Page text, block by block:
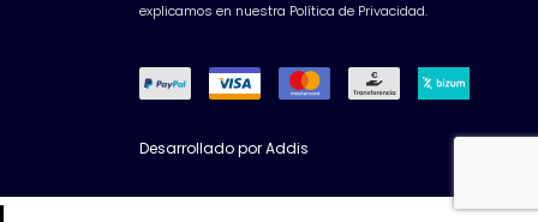
explicamos en nuestra Política de Privacidad.
Desarrollado porAddis